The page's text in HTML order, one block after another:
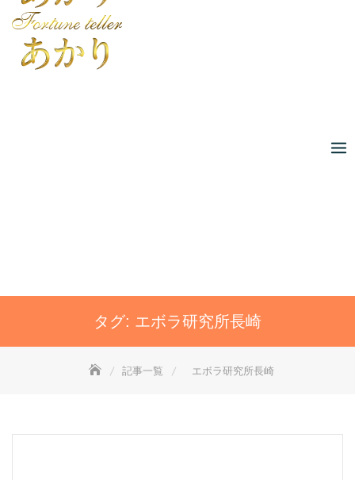
Skip
content
タグ: エボラ研究所長崎
記事一覧 エボラ研究所長崎